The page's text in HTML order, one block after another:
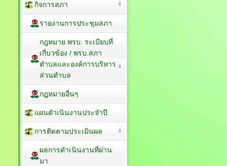
กิจการสภา
รายงานการประชุมสภา
กฎหมาย พรบ. ระเบียบที่
เกี่บวข้อง / พรบ.สภา
ตำบลและองค์การบริหาร
ส่วนตำบล
กฏหมายอื่นๆ
แผนดำเนินงานประจำปี
การติดตามประเมินผล
ผลการดำเนินงานที่ผ่าน
มา